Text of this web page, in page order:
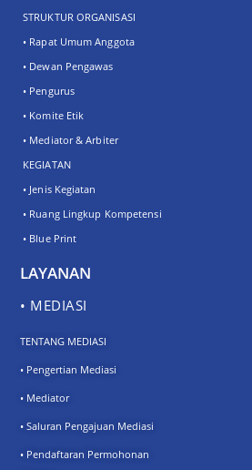
STRUKTUR ORGANISASI
• Rapat Umum Anggota
• Dewan Pengawas
• Pengurus
• Komite Etik
• Mediator & Arbiter
KEGIATAN
• Jenis Kegiatan
• Ruang Lingkup Kompetensi
• Blue Print
LAYANAN
• MEDIASI
TENTANG MEDIASI
• Pengertian Mediasi
• Mediator
• Saluran Pengajuan Mediasi
• Pendaftaran Permohonan